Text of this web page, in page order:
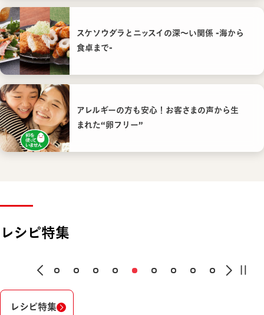
スケソウダラとニッスイの深〜い関係 -海から
食卓まで-
アレルギーの方も安心！お客さまの声から生
まれた“卵フリー”
レシピ特集
レシピ特集